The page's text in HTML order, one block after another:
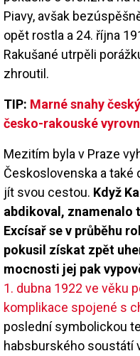
Piavy, avšak
opět rostla a 24. října
Rakušané utrpěli
zhroutil.
TIP: Marné snahy
česko-rakouské
Mezitím byla v Praze
Československa a také
jít svou cestou. Když
abdikoval, znamenalo
Excísař se v průběhu
pokusil získat zpět
mocnosti jej pak
1. dubna 1922 ve věku
komplikace spojené s
poslední symbolickou
habsburského soustátí